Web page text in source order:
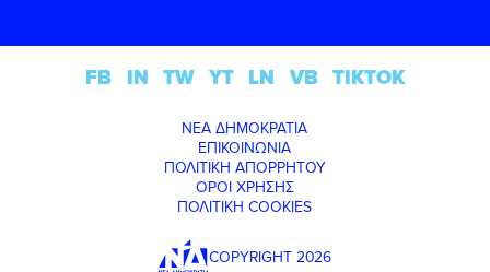
COPYRIGHT 2026
ΝΕΑ ΔΗΜΟΚΡΑΤΙΑ
ΕΠΙΚΟΙΝΩΝΙΑ
ΠΟΛΙΤΙΚΗ ΑΠΟΡΡΗΤΟΥ
ΟΡΟΙ ΧΡΗΣΗΣ
ΠΟΛΙΤΙΚΗ COOKIES
FB IN TW YT LN VB TIKTOK